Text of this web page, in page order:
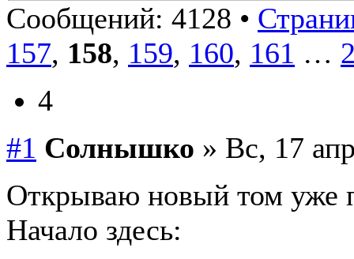
Сообщений: 4128 •
157, 158, 159, 160, 161 …
4
#1 Солнышко » Вс, 17
Открываю новый том уже
Начало здесь: